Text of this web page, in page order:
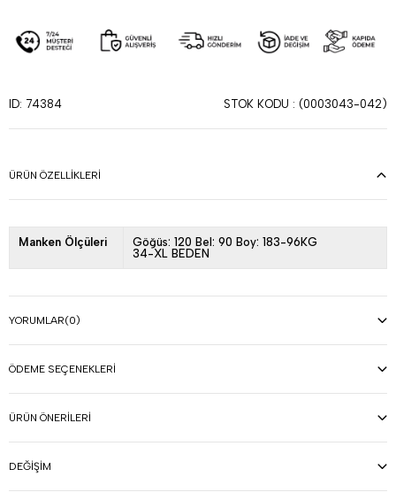
ID: 74384 STOK KODU (0003043-042)
ÜRÜN ÖZELLIKLERI
Manken Ölçüleri
Göğüs: 120 Bel: 90 Boy: 183-96KG
34-XL BEDEN
YORUMLAR(0)
ÖDEME SEÇENEKLERI
ÜRÜN ÖNERILERI
DEĞIŞIM